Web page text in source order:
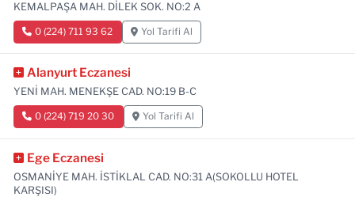
KEMALPAŞA MAH. DİLEK SOK. NO:2 A
0 (224) 711 93 62 Yol Tarifi Al
Alanyurt Eczanesi
YENİ MAH. MENEKŞE CAD. NO:19 B-C
0 (224) 719 20 30 Yol Tarifi Al
Ege Eczanesi
OSMANİYE MAH. İSTİKLAL CAD. NO:31 A(SOKOLLU HOTEL
KARŞISI)